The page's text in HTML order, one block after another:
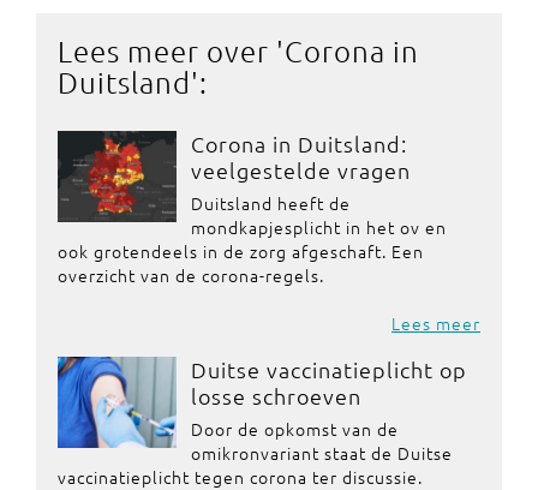
Lees meer over 'Corona in
Duitsland':
Corona in Duitsland:
veelgestelde vragen
Duitsland heeft de
mondkapjesplicht in het ov en
ook grotendeels in de zorg afgeschaft. Een
overzicht van de corona-regels.
Lees meer
Duitse vaccinatieplicht op
losse schroeven
Door de opkomst van de
omikronvariant staat de Duitse
vaccinatieplicht tegen corona ter discussie.